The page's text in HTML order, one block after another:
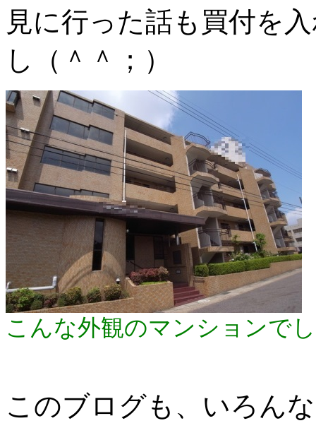
見に行った話も買付を
し（＾＾；）
こんな外観のマンションで
このブログも、いろん